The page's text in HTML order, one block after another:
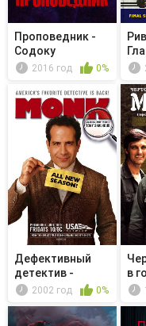
Проповедник -
Содоку
2016 год 0%
Дефективный
детектив -
Мистер Монк
2002 год 0%
в